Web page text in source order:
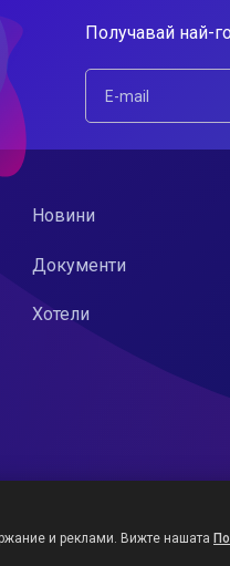
Получавай най-
Новини
Документи
Хотели
и реклами. Вижте нашата